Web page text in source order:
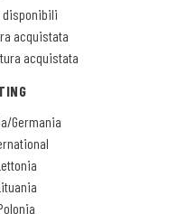
disponibili
acquistata
acquistata
Germania